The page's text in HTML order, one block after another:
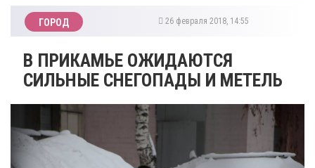
ГОРОД 26 февраля 2018, 14:55
​В ПРИКАМЬЕ ОЖИДАЮТСЯ
СИЛЬНЫЕ СНЕГОПАДЫ И МЕТЕЛЬ